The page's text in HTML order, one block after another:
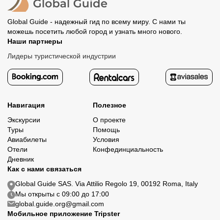
Global Guide - надежный гид по всему миру. С нами ты
можешь посетить любой город и узнать много нового.
Наши партнеры
Лидеры туристической индустрии
Навигация
Экскурсии
Туры
Авиабилеты
Отели
Дневник
Полезное
О проекте
Помощь
Условия
Конфединциальность
Как с нами связаться
Global Guide SAS. Via Attilio Regolo 19, 00192 Roma, Italy
Мы открыты с 09:00 до 17:00
global.guide.org@gmail.com
Мобильное приложение Tripster